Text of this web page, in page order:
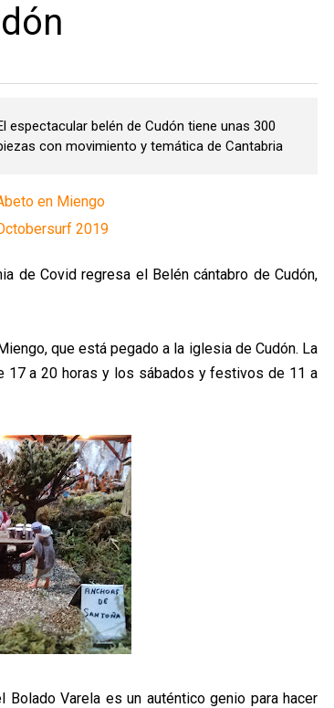
espectacular belén de Cudón tiene unas 300
con movimiento y temática de Cantabria
en Miengo
2019
de Covid regresa el Belén cántabro de Cudón,
que está pegado a la iglesia de Cudón. La
17 a 20 horas y los sábados y festivos de 11 a
Varela es un auténtico genio para hacer